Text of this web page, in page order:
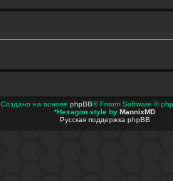
Создано на основе phpBB® Forum Software ©
*Hexagon style by MannixMD
Русская поддержка phpBB